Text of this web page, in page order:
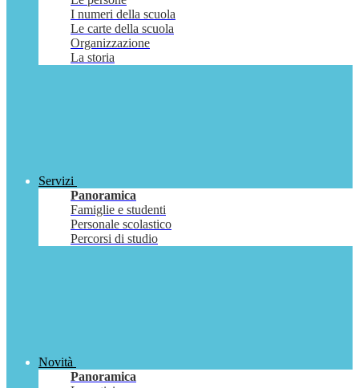
I numeri della scuola
Le carte della scuola
Organizzazione
La storia
Servizi
Panoramica
Famiglie e studenti
Personale scolastico
Percorsi di studio
Novità
Panoramica